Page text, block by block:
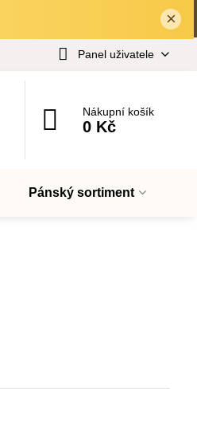
✕×
Panel uživatele
Nákupní košík
0 Kč
Pánský sortiment